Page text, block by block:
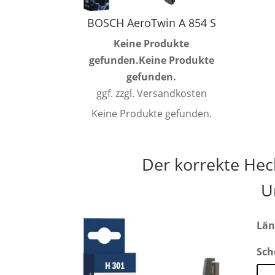
BOSCH AeroTwin A 854 S
Keine Produkte
gefunden.Keine Produkte
gefunden.
ggf. zzgl. Versandkosten
Keine Produkte gefunden.
Der korrekte